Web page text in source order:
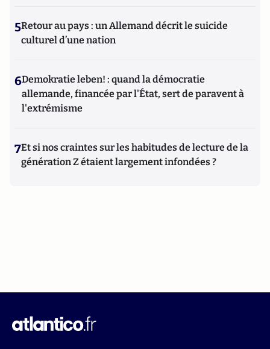
5Retour au pays : un Allemand décrit le suicide
culturel d’une nation
6Demokratie leben! : quand la démocratie
allemande, financée par l'État, sert de paravent à
l'extrémisme
7Et si nos craintes sur les habitudes de lecture de la
génération Z étaient largement infondées ?